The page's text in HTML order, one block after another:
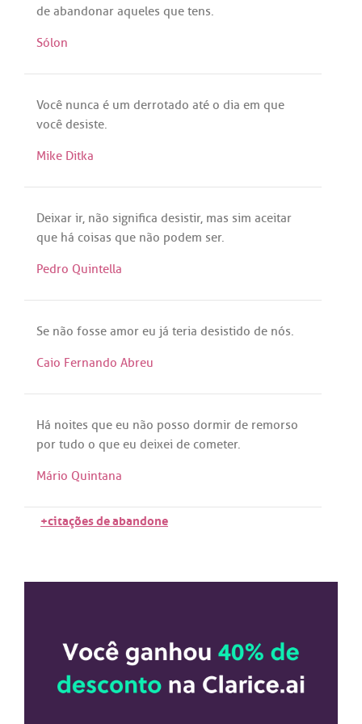
de abandonar aqueles que tens.
Sólon
Você nunca é um derrotado até o dia em que
você desiste.
Mike Ditka
Deixar ir, não significa desistir, mas sim aceitar
que há coisas que não podem ser.
Pedro Quintella
Se não fosse amor eu já teria desistido de nós.
Caio Fernando Abreu
Há noites que eu não posso dormir de remorso
por tudo o que eu deixei de cometer.
Mário Quintana
+citações de abandone